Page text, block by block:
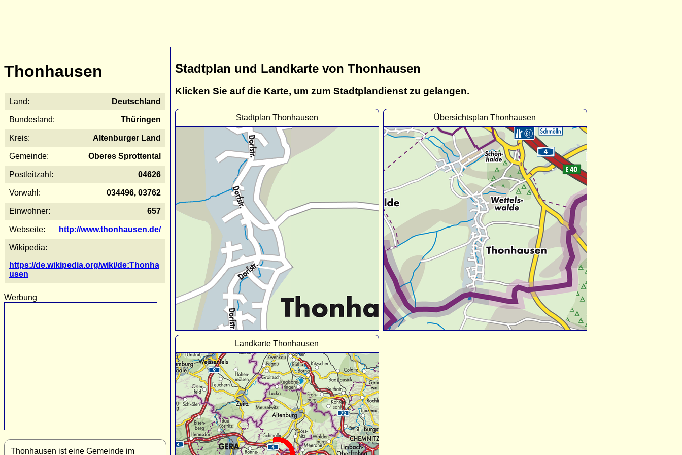
Thonhausen
Land: Deutschland
Bundesland: Thüringen
Kreis: Altenburger Land
Gemeinde: Oberes Sprottental
Postleitzahl: 04626
Vorwahl: 034496, 03762
Einwohner: 657
Webseite: http://www.thonhausen.de/
Wikipedia:
https://de.wikipedia.org/wiki/de:Thonha
usen
Werbung
Thonhausen ist eine Gemeinde im
Stadtplan und Landkarte von Thonhausen
Klicken Sie auf die Karte, um zum Stadtplandienst zu gelangen.
Stadtplan Thonhausen Übersichtsplan Thonhausen
Landkarte Thonhausen